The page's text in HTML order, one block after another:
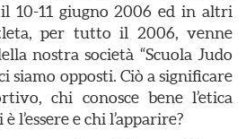
il 10-11 giugno 2006 ed in altri
per tutto il 2006, venne
nostra società “Scuola Judo
siamo opposti. Ciò a significare
chi conosce bene l’etica
l’essere e chi l’apparire?